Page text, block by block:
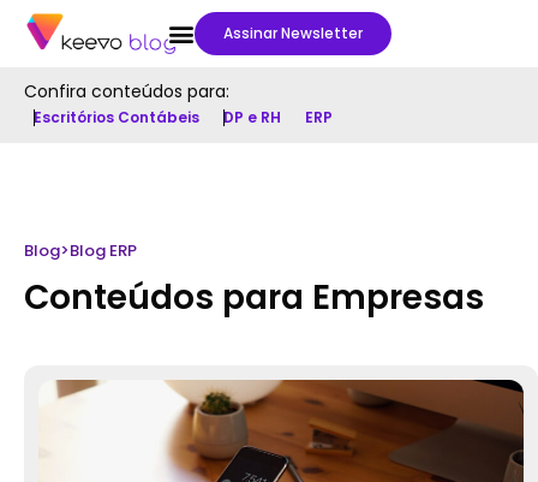
Assinar Newsletter
Confira conteúdos para:
Escritórios Contábeis DP e RH ERP
Blog>Blog ERP
Conteúdos para Empresas